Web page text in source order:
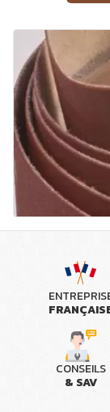
CONSEILS
& SAV